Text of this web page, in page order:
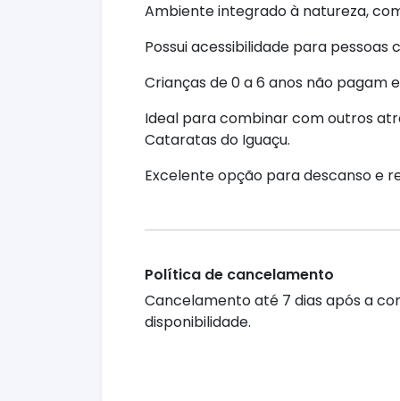
Ambiente integrado à natureza,
Possui acessibilidade para
Crianças de 0 a 6 anos não pagam
Ideal para combinar com outros
Cataratas do Iguaçu.
Excelente opção para descanso e
Política de cancelamento
Cancelamento até 7 dias após a
disponibilidade.